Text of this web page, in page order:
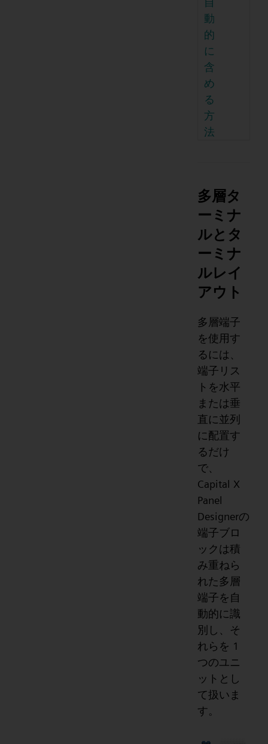
動
的
に
含
め
る
方
法
多層タ
ーミナ
ルとタ
ーミナ
ルレイ
アウト
多層端子
を使用す
るには、
端子リス
トを水平
または垂
直に並列
に配置す
るだけ
で、
Capital X
Panel
Designerの
端子ブロ
ックは積
み重ねら
れた多層
端子を自
動的に識
別し、そ
れらを 1
つのユニ
ットとし
て扱いま
す。